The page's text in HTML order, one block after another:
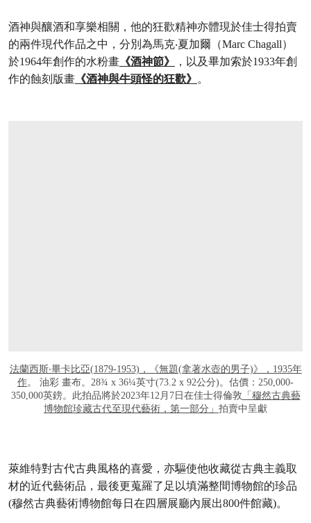
酒神與釀酒和享樂相關，他的狂歡精神亦體現於佳士得拍賣
的兩件現代作品之中，分別為馬克‧夏加爾（Marc Chagall）
於1964年創作的水粉畫 《酒神節》
，以及畢加索於1933年創
作的蝕刻版畫 《酒神與牛頭怪的狂歡》 。
法蘭西斯‧畢卡比亞(1879-1953)，《無題(拿著水壺的男子)》，1935年
作。 油彩 畫布。28¾ x 36¼英寸(73.2 x 92公分)。估價：250,000-
350,000英鎊。此拍品將於2023年12月7日在佳士得倫敦 「穆然古典藝
博物館珍藏古代至現代藝術，第一部分」 拍賣中呈獻
萊維特對古代古典風格的喜愛，亦驅使他收藏從古典主義取
材的近代藝術品，最後更蒐羅了足以填滿整間博物館的珍品
(穆然古典藝術博物館每日在四層展廳內展出800件館藏)。